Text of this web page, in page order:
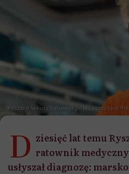
Ryszard Sekuła, ratownik po przeszczepie /
D ziesięć lat temu
ratownik medyczny
usłyszał diagnozę: